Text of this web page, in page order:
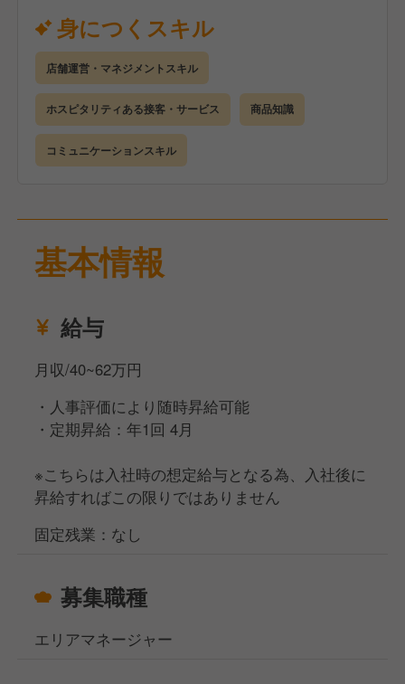
その後、エリアマネージャーとしてご活躍いただくこ
とを想定しております。
しっかりとした評価制度があり実力が正当に評価され
る環境の為早い昇進も可能ですが、その過程でしっか
りとした教育を受けていただくのでご安心ください。
経験を積んでいる方であっても、しっかり初歩から業
務をお教えします。
という事態を防ぐことができます。
ャーを目指していけることが特徴です。
企業理念のもと、お客様第一の方針を掲げています。
決裁権があります。
お客様の笑顔の為に、共に成長していただける方を募
集中です。
身につくスキル
店舗運営・マネジメントスキル
ホスピタリティある接客・サービス 商品知識
コミュニケーションスキル
基本情報
給与
月収/40~62万円
・人事評価により随時昇給可能
・定期昇給：年1回 4月
※こちらは入社時の想定給与となる為、入社後に
昇給すればこの限りではありません
固定残業：なし
募集職種
エリアマネージャー